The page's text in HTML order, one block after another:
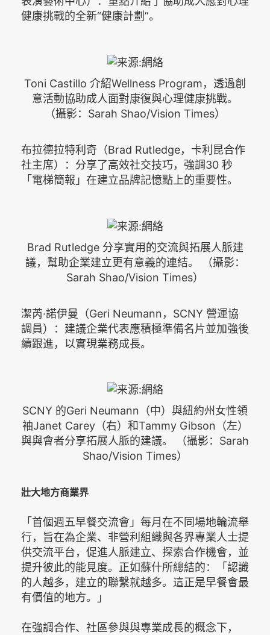
健康挑戰的全新“健康計劃”。
Toni Castillo 介紹Wellness Program，透過創
意活動協助成人面對康復與心理健康挑戰。
（攝影：Sarah Shao/Vision Times）
布拉德拉特利奇（Brad Rutledge，卡利昆合作
社主席）：分享了高效社交技巧，強調30 秒
「電梯簡報」在建立品牌記憶點上的重要性。
Brad Rutledge 分享實用的交流與拓展人脈建
議，幫助企業建立更有意義的連結。 （攝影：
Sarah Shao/Vision Times）
潔芮·諾伊曼（Geri Neumann，SCNY 營運協
調員）：建議企業代表應積極準備名片並加強後
續跟進，以實現業務成長。
SCNY 的Geri Neumann（中）與紐約州女性領
袖Janet Carey（右）和Tammy Gibson（左）
與與會者分享拓展人脈的建議。 （攝影：Sarah
Shao/Vision Times）
壯大地方商業界
「首個週五早餐交流會」每月在不同場地輪流舉
行，旨在為企業、非營利組織與各界專業人士提
供交流平台，促進人脈建立、探索合作機會，並
提升彼此的能見度。正如蘇什所總結的：「認識
的人越多，建立的聯繫就越多。這正是早餐會最
有價值的地方。」
在強調合作、社區參與與專業成長的概念下，